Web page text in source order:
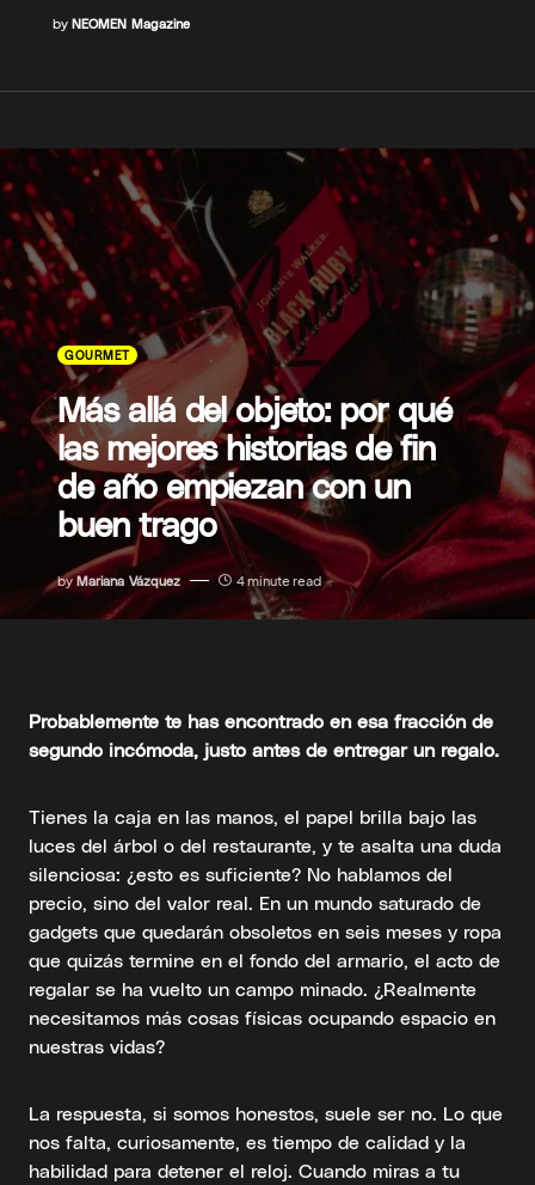
by NEOMEN Magazine
GOURMET
Más allá del objeto: por qué
las mejores historias de fin
de año empiezan con un
buen trago
by Mariana Vázquez 4 minute read
Probablemente te has encontrado en esa fracción de
segundo incómoda, justo antes de entregar un regalo.
Tienes la caja en las manos, el papel brilla bajo las
luces del árbol o del restaurante, y te asalta una duda
silenciosa: ¿esto es suficiente? No hablamos del
precio, sino del valor real. En un mundo saturado de
gadgets que quedarán obsoletos en seis meses y ropa
que quizás termine en el fondo del armario, el acto de
regalar se ha vuelto un campo minado. ¿Realmente
necesitamos más cosas físicas ocupando espacio en
nuestras vidas?
La respuesta, si somos honestos, suele ser no. Lo que
nos falta, curiosamente, es tiempo de calidad y la
habilidad para detener el reloj. Cuando miras a tu